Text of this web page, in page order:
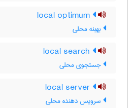
بهینه محلی
جستجوی محلی
سرویس دهنده محلی